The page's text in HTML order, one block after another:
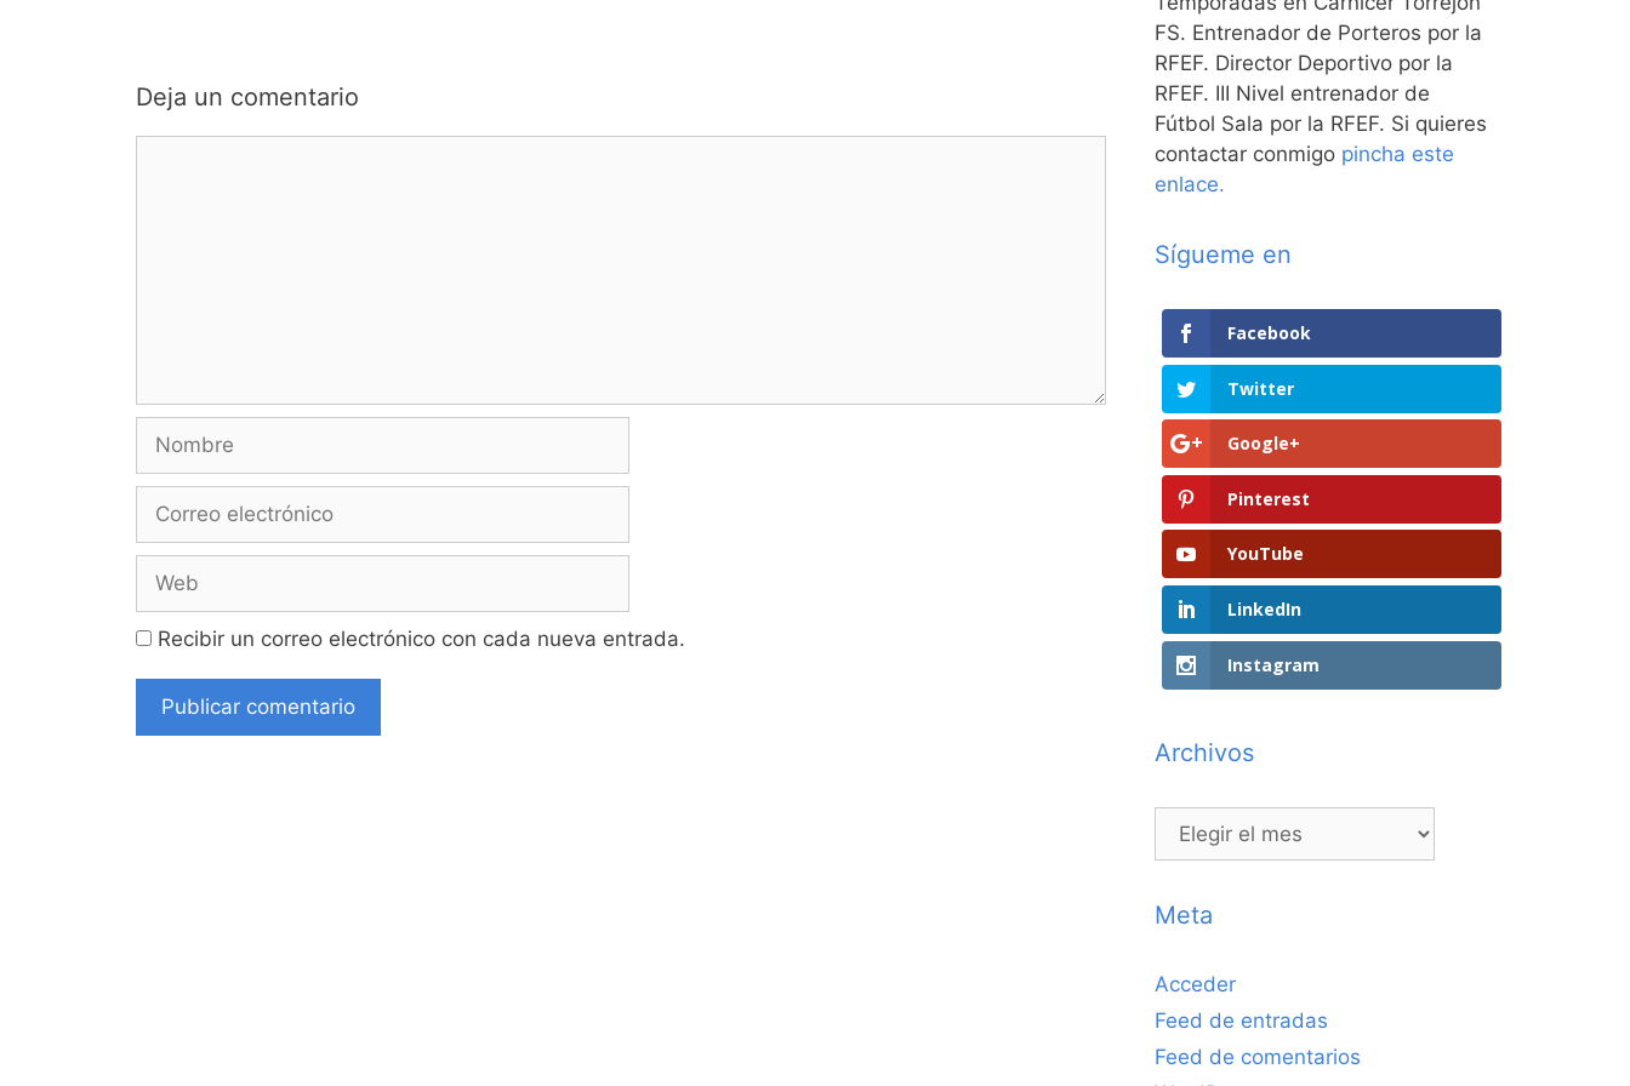
Deja un comentario
electrónico
Recibir un correo electrónico con cada nueva entrada.
FS. Entrenador de Porteros por la
RFEF. Director Deportivo por la
RFEF. III Nivel entrenador de
Fútbol Sala por la RFEF. Si quieres
contactar conmigo pincha este
enlace.
Sígueme en
Facebook
Twitter
Google+
Pinterest
YouTube
LinkedIn
Instagram
Archivos
Archivos
Meta
Acceder
Feed de entradas
Feed de comentarios